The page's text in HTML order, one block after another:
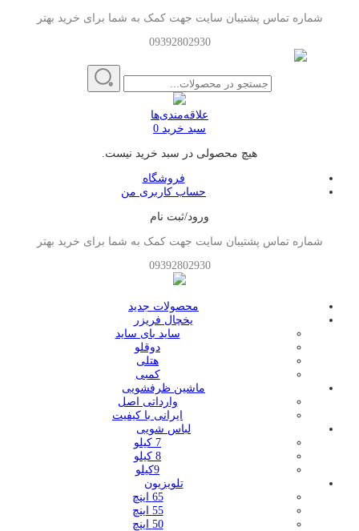
شماره تماس پشتیبان سایت جهت کمک به شما برای خرید بهتر
09392802930
علاقه‌مندی‌ها
سبد خرید 0
هیچ محصولی در سبد خرید نیست.
فروشگاه
حساب کاربری من
ورود/ثبت نام
شماره تماس پشتیبان سایت جهت کمک به شما برای خرید بهتر
09392802930
محصولات جدید
یخچال فریزر
ساید بای ساید
دوقلو
هتلی
کمبی
ماشین ظرفشویی
وارداتی اصل
ایرانی با کیفیت
لباس شویی
7 کیلو
8 کیلو
9کیلو
تلویزیون
65 اینچ
55 اینچ
50 اینچ